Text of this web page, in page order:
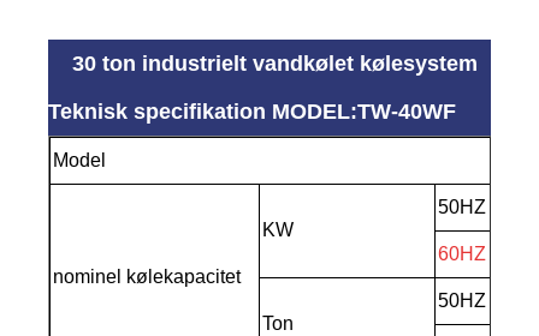
30 ton industrielt vandkølet kølesystem
Teknisk specifikation MODEL:TW-40WF
Model
nominel kølekapacitet
KW
50HZ
60HZ
Ton
50HZ